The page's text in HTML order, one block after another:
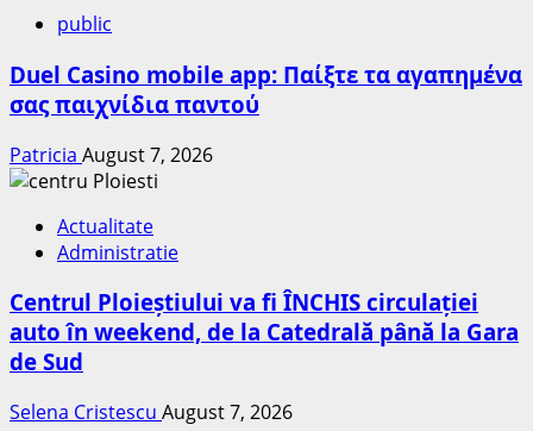
public
Duel Casino mobile app: Παίξτε τα αγαπημένα
σας παιχνίδια παντού
Patricia August 7, 2026
Actualitate
Administratie
Centrul Ploieștiului va fi ÎNCHIS circulației
auto în weekend, de la Catedrală până la Gara
de Sud
Selena Cristescu August 7, 2026